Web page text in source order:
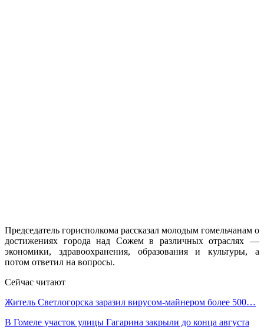
Председатель горисполкома рассказал молодым гомельчанам о
достижениях города над Сожем в различных отраслях —
экономики, здравоохранения, образования и культуры, а
потом ответил на вопросы.
Сейчас читают
Житель Светлогорска заразил вирусом-майнером более 500…
В Гомеле участок улицы Гагарина закрыли до конца августа